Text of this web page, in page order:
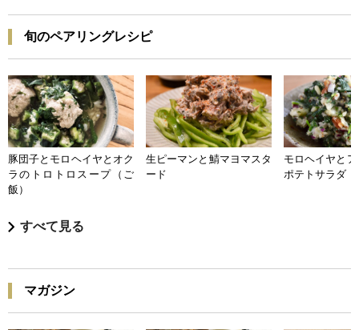
旬のペアリングレシピ
豚団子とモロヘイヤとオク
ラのトロトロスープ（ご
飯）
生ピーマンと鯖マヨマスタ
ード
モロヘイヤと
ポテトサラダ
すべて見る
マガジン